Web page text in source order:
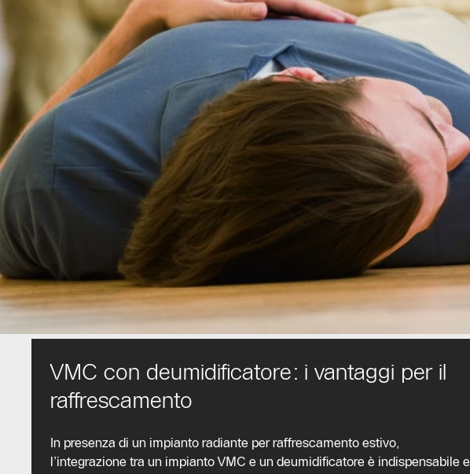
VMC con deumidificatore: i vantaggi per il
raffrescamento
In presenza di un impianto radiante per raffrescamento estivo,
l’integrazione tra un impianto VMC e un deumidificatore è indispensabile e
Un
di
ventilazi
nel
dettaglio